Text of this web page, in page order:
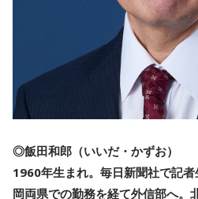
◎飯田和郎（いいだ・かずお）
1960年生まれ。毎日新聞社で記
岡両県での勤務を経て外信部へ。